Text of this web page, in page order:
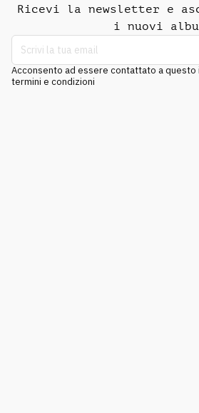
Ricevi la newsletter e
i nuovi
Acconsento ad essere contattato a
termini e condizioni